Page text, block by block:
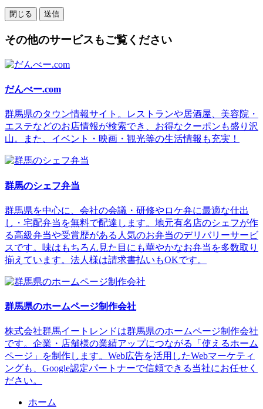
閉じる 送信
その他のサービスもご覧ください
だんべー.com
群馬県のタウン情報サイト。レストランや居酒屋、美容院・
エステなどのお店情報が検索でき、お得なクーポンも盛り沢
山。また、イベント・映画・観光等の生活情報も充実！
群馬のシェフ弁当
群馬県を中心に、会社の会議・研修やロケ弁に最適な仕出
し・宅配弁当を無料で配達します。地元有名店のシェフが作
る高級弁当や受賞歴がある人気のお弁当のデリバリーサービ
スです。味はもちろん見た目にも華やかなお弁当を多数取り
揃えています。法人様は請求書払いもOKです。
群馬県のホームページ制作会社
株式会社群馬イートレンドは群馬県のホームページ制作会社
です。企業・店舗様の業績アップにつながる「使えるホーム
ページ」を制作します。Web広告を活用したWebマーケティ
ングも、Google認定パートナーで信頼できる当社にお任せく
ださい。
ホーム